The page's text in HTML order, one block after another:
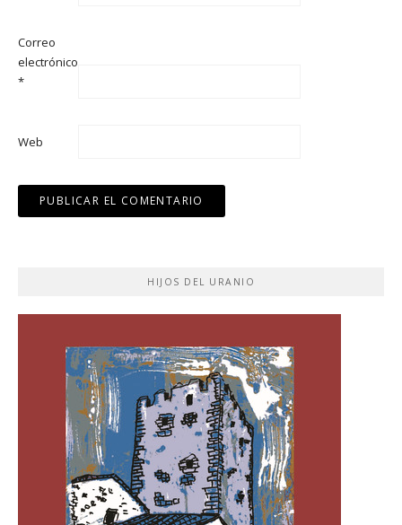
Correo
electrónico
*
Web
HIJOS DEL URANIO